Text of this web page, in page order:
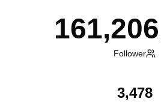
Follower
3,478